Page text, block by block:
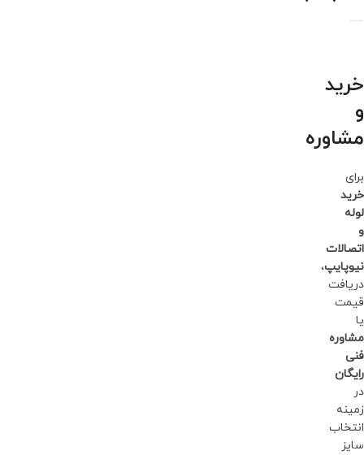
خرید
و
مشاوره
برای
خرید
لوله
و
اتصالات
نیوپایپ،
دریافت
قیمت
یا
مشاوره
فنی
رایگان
در
زمینه
انتخاب
سایز